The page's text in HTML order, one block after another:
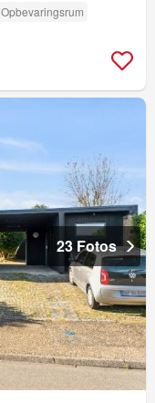
Opbevaringsrum
23 Fotos